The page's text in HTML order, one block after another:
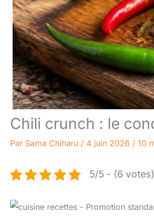
Chili crunch : le
Par Sama Chiharu / 4 juin 2026 / 10
5/5 - (6 votes)